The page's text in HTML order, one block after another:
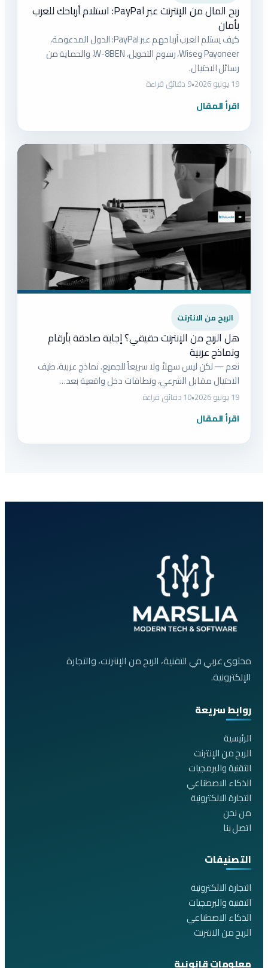
ربح المال من الإنترنت عبر PayPal: استلام أرباحك للعرب
بأمان
كيف يستلم العرب أرباحهم عبر PayPal: الدول المدعومة،
Payoneer وWise، رسوم التحويل، W-8BEN، والحماية من
رسائل الاحتيال.
19 يونيو 2026 •9 دقائق قراءة
اقرأ المقال
الربح من الانترنت
هل الربح من الإنترنت حقيقي؟ إجابة صادقة بأرقام
ونماذج عربية
نعم — لكن ليس سهلاً ولا سريعاً للجميع. نماذج عربية، طيف
الاحتيال مقابل الشرعي، ونطاقات دخل واقعية بعد…
19 يونيو 2026 •10 دقائق قراءة
اقرأ المقال
محتوى عربي في التقنية، الربح من الإنترنت، والتجارة
الإلكترونية.
روابط سريعة
الرئيسية
الربح من الإنترنت
التقنية والبرمجيات
الذكاء الاصطناعي
التجارة الالكترونية
من نحن
اتصل بنا
التصنيفات
التجارة الالكترونية
التقنية والبرمجيات
الذكاء الاصطناعي
الربح من الانترنت
معلومات قانونية